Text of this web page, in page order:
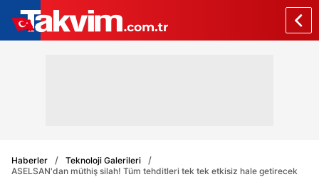
Haberler
Teknoloji Galerileri
ASELSAN'dan müthiş silah! Tüm tehditleri tek tek etkisiz hale getirecek